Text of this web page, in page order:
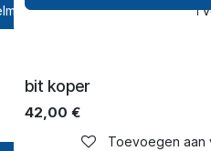
Toevoegen aan
bit koper
42,00 €
Toevoegen aan